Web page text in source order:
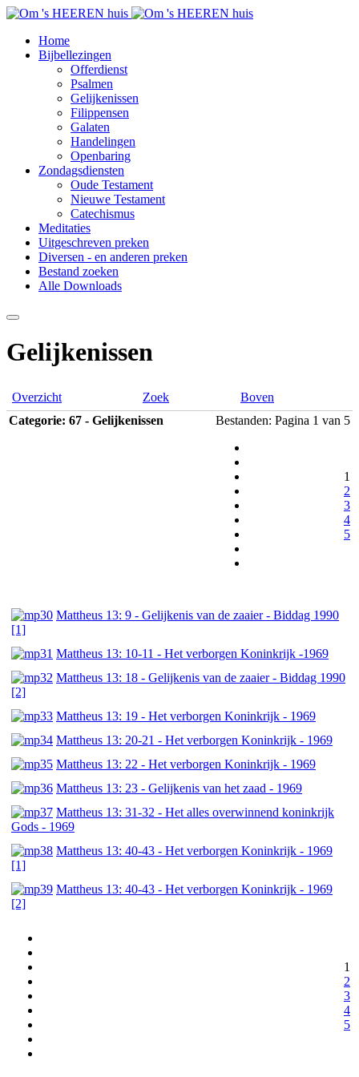
Home
Bijbellezingen
Offerdienst
Psalmen
Gelijkenissen
Filippensen
Galaten
Handelingen
Openbaring
Zondagsdiensten
Oude Testament
Nieuwe Testament
Catechismus
Meditaties
Uitgeschreven preken
Diversen - en anderen preken
Bestand zoeken
Alle Downloads
Gelijkenissen
Overzicht Zoek
Boven
Categorie: 67 - Gelijkenissen
Bestanden: Pagina 1 van 5
1
2
3
4
5
Mattheus 13: 9 - Gelijkenis van de zaaier - Biddag 1990
[1]
Mattheus 13: 10-11 - Het verborgen Koninkrijk -1969
Mattheus 13: 18 - Gelijkenis van de zaaier - Biddag 1990
[2]
Mattheus 13: 19 - Het verborgen Koninkrijk - 1969
Mattheus 13: 20-21 - Het verborgen Koninkrijk - 1969
Mattheus 13: 22 - Het verborgen Koninkrijk - 1969
Mattheus 13: 23 - Gelijkenis van het zaad - 1969
Mattheus 13: 31-32 - Het alles overwinnend koninkrijk
Gods - 1969
Mattheus 13: 40-43 - Het verborgen Koninkrijk - 1969
[1]
Mattheus 13: 40-43 - Het verborgen Koninkrijk - 1969
[2]
1
2
3
4
5